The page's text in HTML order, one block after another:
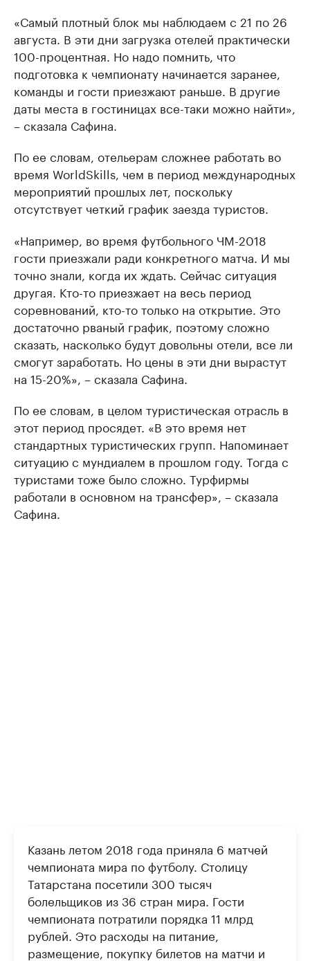
«Самый плотный блок мы наблюдаем с 21 по 26
августа. В эти дни загрузка отелей практически
100-процентная. Но надо помнить, что
подготовка к чемпионату начинается заранее,
команды и гости приезжают раньше. В другие
даты места в гостиницах все-таки можно найти»,
– сказала Сафина.
По ее словам, отельерам сложнее работать во
время WorldSkills, чем в период международных
мероприятий прошлых лет, поскольку
отсутствует четкий график заезда туристов.
«Например, во время футбольного ЧМ-2018
гости приезжали ради конкретного матча. И мы
точно знали, когда их ждать. Сейчас ситуация
другая. Кто-то приезжает на весь период
соревнований, кто-то только на открытие. Это
достаточно рваный график, поэтому сложно
сказать, насколько будут довольны отели, все ли
смогут заработать. Но цены в эти дни вырастут
на 15-20%», – сказала Сафина.
По ее словам, в целом туристическая отрасль в
этот период просядет. «В это время нет
стандартных туристических групп. Напоминает
ситуацию с мундиалем в прошлом году. Тогда с
туристами тоже было сложно. Турфирмы
работали в основном на трансфер», – сказала
Сафина.
Казань летом 2018 года приняла 6 матчей
чемпионата мира по футболу. Столицу
Татарстана посетили 300 тысяч
болельщиков из 36 стран мира. Гости
чемпионата потратили порядка 11 млрд
рублей. Это расходы на питание,
размещение, покупку билетов на матчи и